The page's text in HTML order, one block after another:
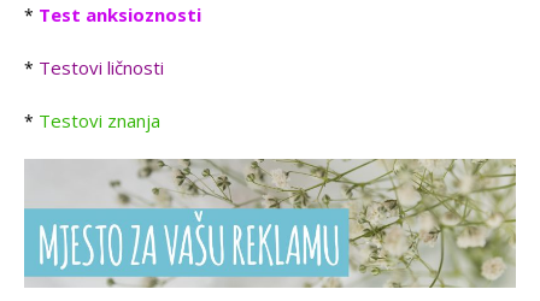
* Test anksioznosti
* Testovi ličnosti
* Testovi znanja